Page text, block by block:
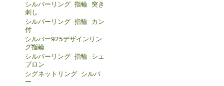
シルバーリング 指輪 突き
刺し
シルバーリング 指輪 カン
付
シルバー925デザインリン
グ指輪
シルバーリング 指輪 シェ
ブロン
シグネットリング シルバ
ー